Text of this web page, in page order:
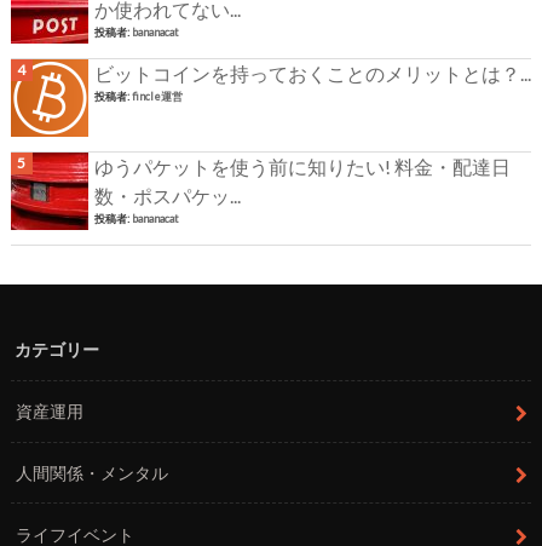
か使われてない...
投稿者: bananacat
ビットコインを持っておくことのメリットとは？...
投稿者:fincle運営
ゆうパケットを使う前に知りたい! 料金・配達日
数・ポスパケッ...
投稿者: bananacat
カテゴリー
資産運用
人間関係・メンタル
ライフイベント